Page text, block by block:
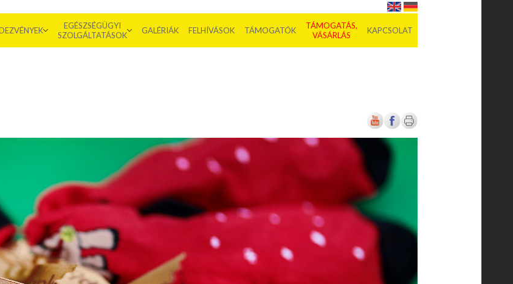
EGÉSZSÉGÜGYI
SZOLGÁLTATÁSOK
GALÉRIÁK FELHÍVÁSOK TÁMOGATÓK
TÁMOGATÁS,
VÁSÁRLÁS
KAPCSOLAT